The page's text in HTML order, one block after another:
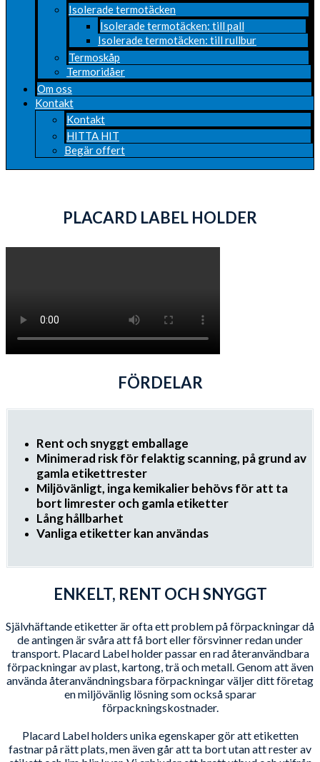
Isolerade termotäcken
Isolerade termotäcken: till pall
Isolerade termotäcken: till rullbur
Termoskåp
Termoridåer
Om oss
Kontakt
Kontakt
HITTA HIT
Begär offert
PLACARD LABEL HOLDER
FÖRDELAR
Rent och snyggt emballage
Minimerad risk för felaktig scanning, på grund av
gamla etikettrester
Miljövänligt, inga kemikalier behövs för att ta
bort limrester och gamla etiketter
Lång hållbarhet
Vanliga etiketter kan användas
ENKELT, RENT OCH SNYGGT
Självhäftande etiketter är ofta ett problem på förpackningar då
de antingen är svåra att få bort eller försvinner redan under
transport. Placard Label holder passar en rad återanvändbara
förpackningar av plast, kartong, trä och metall. Genom att även
använda återanvändningsbara förpackningar väljer ditt företag
en miljövänlig lösning som också sparar
förpackningskostnader.
Placard Label holders unika egenskaper gör att etiketten
fastnar på rätt plats, men även går att ta bort utan att rester av